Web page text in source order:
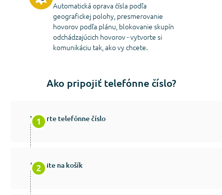
Automatická oprava čísla podľa
geografickej polohy, presmerovanie
hovorov podľa plánu, blokovanie skupín
odchádzajúcich hovorov - vytvorte si
komunikáciu tak, ako vy chcete.
Ako pripojiť telefónne číslo?
Vyberte telefónne číslo
Kliknite na košík